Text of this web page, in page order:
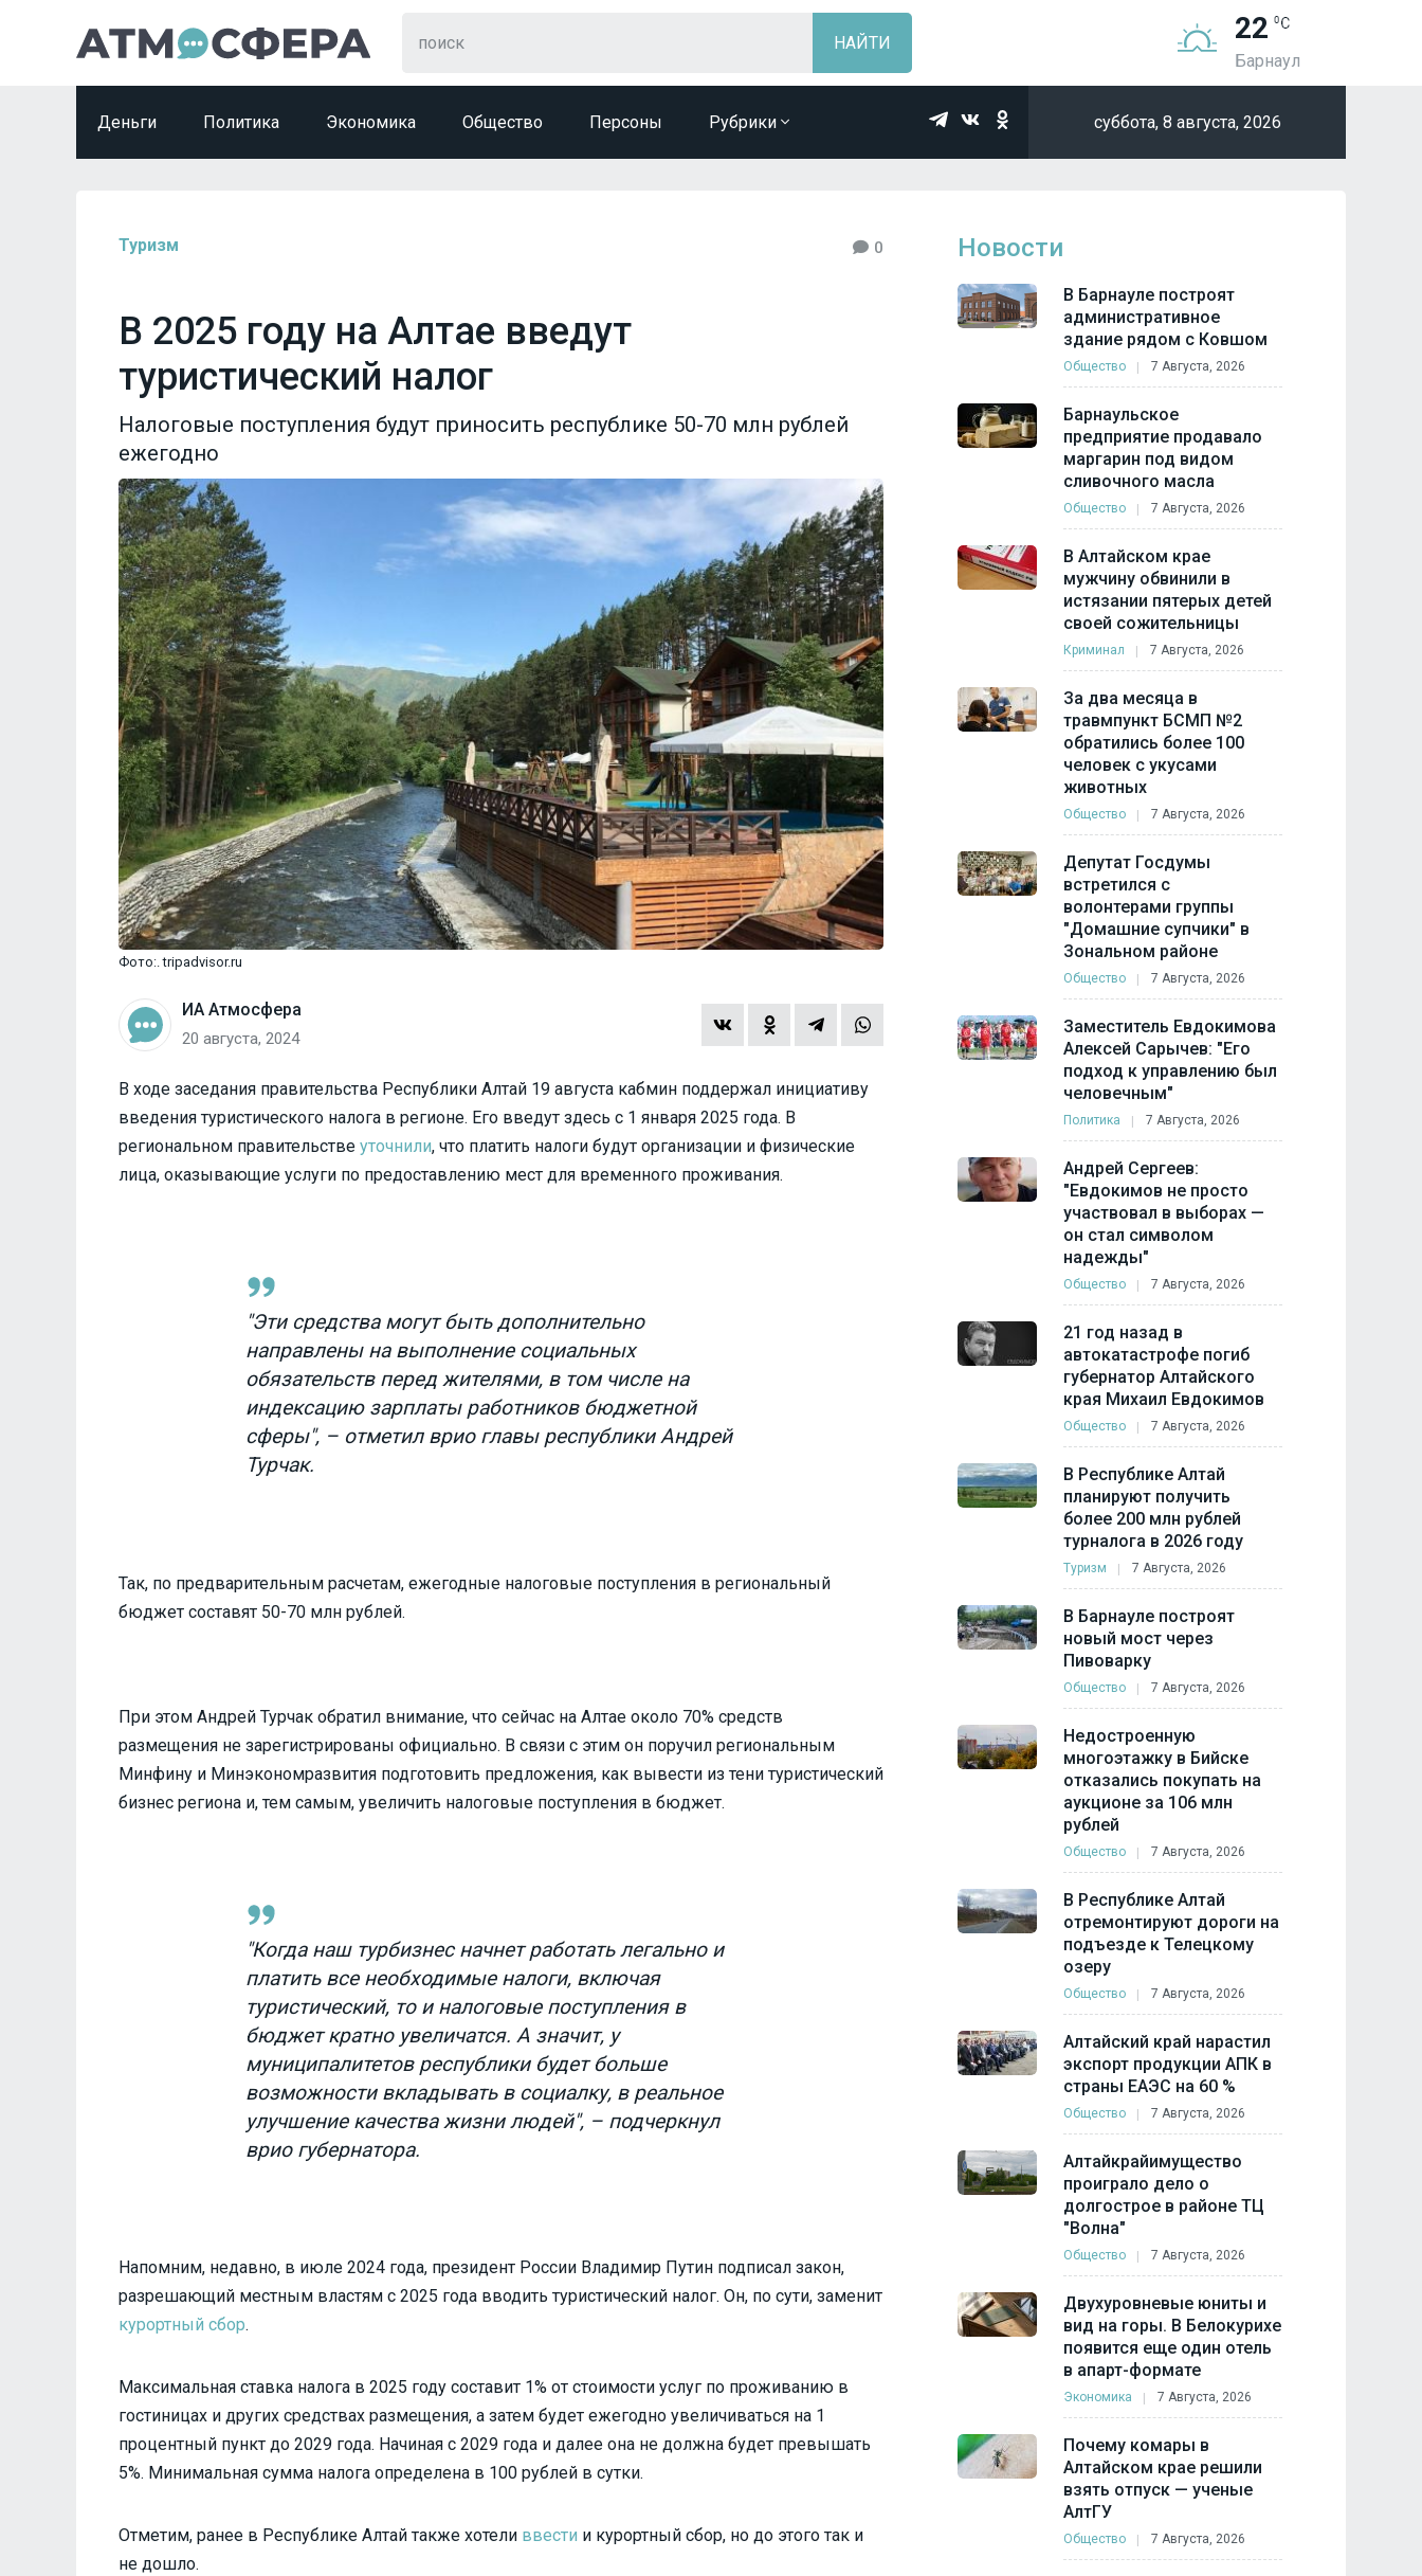
22
Барнаул
Деньги Политика Экономика Общество Персоны Рубрики суббота, 8 августа, 2026
Туризм 0
В 2025 году на Алтае введут
туристический налог
Налоговые поступления будут приносить республике 50-70 млн рублей
ежегодно
Фото:. tripadvisor.ru
ИА Атмосфера
20 августа, 2024
В ходе заседания правительства Республики Алтай 19 августа кабмин поддержал инициативу
введения туристического налога в регионе. Его введут здесь с 1 января 2025 года. В
региональном правительстве уточнили, что платить налоги будут организации и физические
лица, оказывающие услуги по предоставлению мест для временного проживания.
"Эти средства могут быть дополнительно
направлены на выполнение социальных
обязательств перед жителями, в том числе на
индексацию зарплаты работников бюджетной
сферы", – отметил врио главы республики Андрей
Турчак.
Так, по предварительным расчетам, ежегодные налоговые поступления в региональный
бюджет составят 50-70 млн рублей.
При этом Андрей Турчак обратил внимание, что сейчас на Алтае около 70% средств
размещения не зарегистрированы официально. В связи с этим он поручил региональным
Минфину и Минэкономразвития подготовить предложения, как вывести из тени туристический
бизнес региона и, тем самым, увеличить налоговые поступления в бюджет.
"Когда наш турбизнес начнет работать легально и
платить все необходимые налоги, включая
туристический, то и налоговые поступления в
бюджет кратно увеличатся. А значит, у
муниципалитетов республики будет больше
возможности вкладывать в социалку, в реальное
улучшение качества жизни людей", – подчеркнул
врио губернатора.
Напомним, недавно, в июле 2024 года, президент России Владимир Путин подписал закон,
разрешающий местным властям с 2025 года вводить туристический налог. Он, по сути, заменит
курортный сбор.
Максимальная ставка налога в 2025 году составит 1% от стоимости услуг по проживанию в
гостиницах и других средствах размещения, а затем будет ежегодно увеличиваться на 1
процентный пункт до 2029 года. Начиная с 2029 года и далее она не должна будет превышать
5%. Минимальная сумма налога определена в 100 рублей в сутки.
Отметим, ранее в Республике Алтай также хотели ввести и курортный сбор, но до этого так и
не дошло.
Новости
В Барнауле построят
административное
здание рядом с Ковшом
Общество 7 Августа, 2026
Барнаульское
предприятие продавало
маргарин под видом
сливочного масла
Общество 7 Августа, 2026
В Алтайском крае
мужчину обвинили в
истязании пятерых детей
своей сожительницы
Криминал 7 Августа, 2026
За два месяца в
травмпункт БСМП №2
обратились более 100
человек с укусами
животных
Общество 7 Августа, 2026
Депутат Госдумы
встретился с
волонтерами группы
"Домашние супчики" в
Зональном районе
Общество 7 Августа, 2026
Заместитель Евдокимова
Алексей Сарычев: "Его
подход к управлению был
человечным"
Политика 7 Августа, 2026
Андрей Сергеев:
"Евдокимов не просто
участвовал в выборах —
он стал символом
надежды"
Общество 7 Августа, 2026
21 год назад в
автокатастрофе погиб
губернатор Алтайского
края Михаил Евдокимов
Общество 7 Августа, 2026
В Республике Алтай
планируют получить
более 200 млн рублей
турналога в 2026 году
Туризм 7 Августа, 2026
В Барнауле построят
новый мост через
Пивоварку
Общество 7 Августа, 2026
Недостроенную
многоэтажку в Бийске
отказались покупать на
аукционе за 106 млн
рублей
Общество 7 Августа, 2026
В Республике Алтай
отремонтируют дороги на
подъезде к Телецкому
озеру
Общество 7 Августа, 2026
Алтайский край нарастил
экспорт продукции АПК в
страны ЕАЭС на 60 %
Общество 7 Августа, 2026
Алтайкрайимущество
проиграло дело о
долгострое в районе ТЦ
"Волна"
Общество 7 Августа, 2026
Двухуровневые юниты и
вид на горы. В Белокурихе
появится еще один отель
в апарт-формате
Экономика 7 Августа, 2026
Почему комары в
Алтайском крае решили
взять отпуск — ученые
АлтГУ
Общество 7 Августа, 2026